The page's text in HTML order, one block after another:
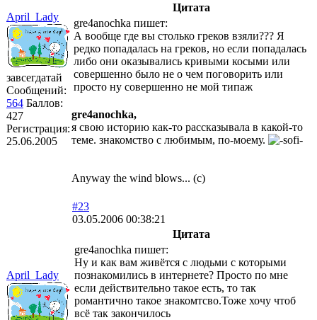
April_Lady
завсегдатай
Сообщений:
564 Баллов:
427
Регистрация:
25.06.2005
Цитата
gre4anochka пишет:
А вообще где вы столько греков взяли??? Я
редко попадалась на греков, но если попадалась
либо они оказывались кривыми косыми или
совершенно было не о чем поговорить или
просто ну совершенно не мой типаж
gre4anochka,
я свою историю как-то рассказывала в какой-то
теме. знакомство с любимым, по-моему.
Anyway the wind blows... (с)
April_Lady
#23
03.05.2006 00:38:21
Цитата
gre4anochka пишет:
Ну и как вам живётся с людьми с которыми
познакомились в интернете? Просто по мне
если действительно такое есть, то так
романтично такое знакомтсво.Тоже хочу чтоб
всё так закончилось